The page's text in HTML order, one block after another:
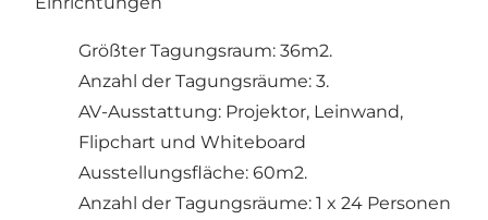
Größter Tagungsraum: 36m2.
Anzahl der Tagungsräume: 3.
AV-Ausstattung: Projektor, Leinwand,
Flipchart und Whiteboard
Ausstellungsfläche: 60m2.
Anzahl der Tagungsräume: 1 x 24 Personen